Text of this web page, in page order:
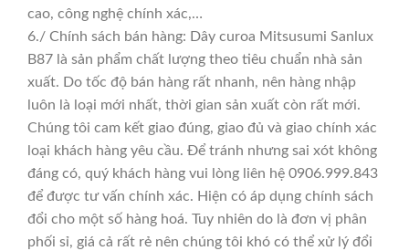
cao, công nghệ chính xác,…
6./ Chính sách bán hàng: Dây curoa Mitsusumi Sanlux
B87 là sản phẩm chất lượng theo tiêu chuẩn nhà sản
xuất. Do tốc độ bán hàng rất nhanh, nên hàng nhập
luôn là loại mới nhất, thời gian sản xuất còn rất mới.
Chúng tôi cam kết giao đúng, giao đủ và giao chính xác
loại khách hàng yêu cầu. Để tránh nhưng sai xót không
đáng có, quý khách hàng vui lòng liên hệ 0906.999.843
để được tư vấn chính xác. Hiện có áp dụng chính sách
đổi cho một số hàng hoá. Tuy nhiên do là đơn vị phân
phối sỉ, giá cả rất rẻ nên chúng tôi khó có thể xử lý đổi